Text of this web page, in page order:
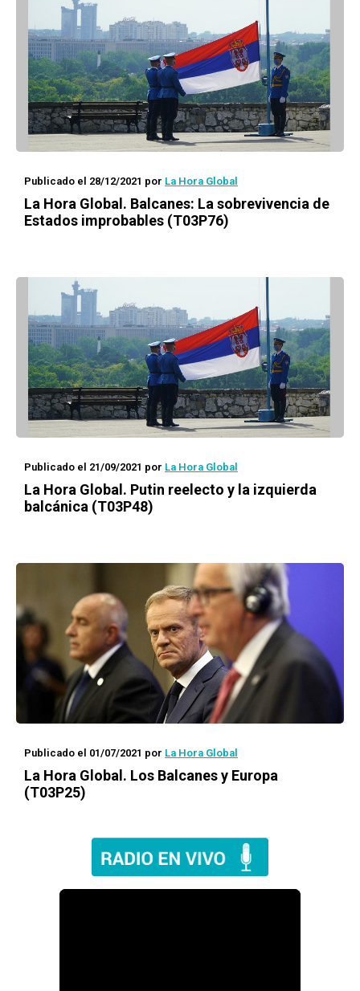
Publicado el 28/12/2021 por La Hora Global
La Hora Global. Balcanes: La sobrevivencia de
Estados improbables (T03P76)
Publicado el 21/09/2021 por La Hora Global
La Hora Global. Putin reelecto y la izquierda
balcánica (T03P48)
Publicado el 01/07/2021 por La Hora Global
La Hora Global. Los Balcanes y Europa
(T03P25)